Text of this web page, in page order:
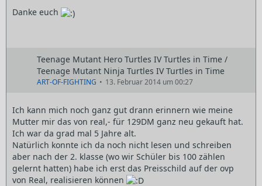
Danke euch
Teenage Mutant Hero Turtles IV Turtles in Time /
Teenage Mutant Ninja Turtles IV Turtles in Time
ART-OF-FIGHTING 13. Februar 2014 um 00:27
Ich kann mich noch ganz gut drann erinnern wie meine
Mutter mir das von real,- für 129DM ganz neu gekauft hat.
Ich war da grad mal 5 Jahre alt.
Natürlich konnte ich da noch nicht lesen und schreiben
aber nach der 2. klasse (wo wir Schüler bis 100 zählen
gelernt hatten) habe ich erst das Preisschild auf der ovp
von Real, realisieren können